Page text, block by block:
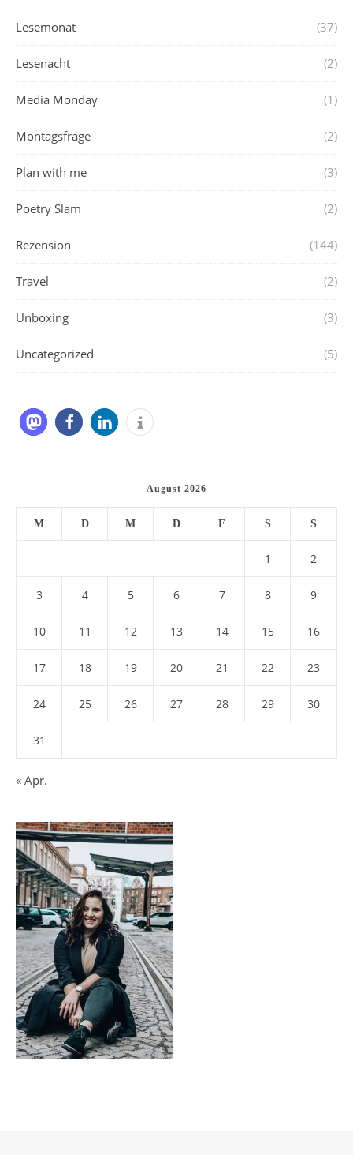
Lesemonat (37)
Lesenacht (2)
Media Monday (1)
Montagsfrage (2)
Plan with me (3)
Poetry Slam (2)
Rezension (144)
Travel (2)
Unboxing (3)
Uncategorized (5)
August 2026
M D M D F S S
1 2
3 4 5 6 7 8 9
10 11 12 13 14 15 16
17 18 19 20 21 22 23
24 25 26 27 28 29 30
31
« Apr.